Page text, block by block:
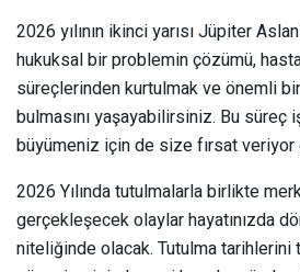
2026 yılının ikinci yarısı Jüpiter
hukuksal bir problemin çözümü,
süreçlerinden kurtulmak ve önemli bir
bulmasını yaşayabilirsiniz. Bu süreç
büyümeniz için de size fırsat veriyor
2026 Yılında tutulmalarla birlikte
gerçekleşecek olaylar hayatınızda
niteliğinde olacak. Tutulma tarihlerini